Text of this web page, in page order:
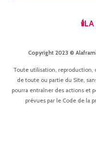
Copyright 2023 ©
Toute utilisation,
de toute ou partie du Site,
pourra entraîner des actions et
prévues par le Code de la